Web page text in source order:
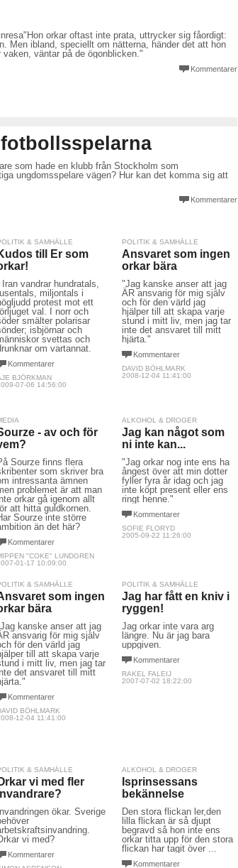
orkar oftast inte prata, uttrycker sig fåordigt:
Men ibland, speciellt om nätterna, händer det att hon
väntar på de ögonblicken."
Kommentarer
som hade en klubb från Stockholm som
ungdomsspelare vägen? Hur kan det komma sig att
Kommentarer
& SAMHÄLLE
till Er som
I Iran vandrar hundratals,
miljontals i
protest mot ett
val. I norr och
smälter polarisar
isbjörnar och
svettas och
om vartannat.
Kommentarer
BJÖRKMAN
07-06 14:56:00
POLITIK & SAMHÄLLE
Ansvaret som ingen
orkar bära
"Jag kanske anser att jag
ÄR ansvarig för mig själv
och för den värld jag
hjälper till att skapa varje
stund i mitt liv, men jag tar
inte det ansvaret till mitt
hjärta."
Kommentarer
DAVID BÖHLMARK
2008-12-04 11:41:00
- av och för
Sourze finns flera
som skriver bra
intressanta ämnen
problemet är att man
orkar gå igenom allt
att hitta guldkornen.
Sourze inte större
än det här?
Kommentarer
"COKE" LUNDGREN
01-17 10:09:00
ALKOHOL & DROGER
Jag kan något som
ni inte kan...
"Jag orkar nog inte ens ha
ångest över att min dotter
fyller fyra år idag och jag
inte köpt present eller ens
ringt henne."
Kommentarer
SOFIE FLORYD
2005-09-22 11:26:00
& SAMHÄLLE
som ingen
bära
kanske anser att jag
ansvarig för mig själv
för den värld jag
till att skapa varje
i mitt liv, men jag tar
det ansvaret till mitt
Kommentarer
BÖHLMARK
12-04 11:41:00
POLITIK & SAMHÄLLE
Jag har fått en kniv i
ryggen!
Jag orkar inte vara arg
längre. Nu är jag bara
uppgiven.
Kommentarer
RAKEL FALEIJ
2007-07-02 18:22:00
& SAMHÄLLE
vi med fler
Invandringen ökar. Sverige
vi med?
Kommentarer
ALKOHOL & DROGER
Isprinsessans
bekännelse
Den stora flickan ler,den
lilla flickan är så djupt
begravd så hon inte ens
orkar titta upp för den stora
flickan har tagit över ...
Kommentarer